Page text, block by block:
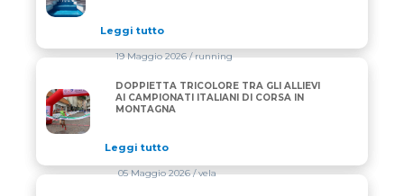
Leggi tutto
DOPPIETTA TRICOLORE TRA GLI ALLIEVI AI
19 Maggio 2026/ running
DOPPIETTA TRICOLORE TRA GLI ALLIEVI
AI CAMPIONATI ITALIANI DI CORSA IN
MONTAGNA
Leggi tutto
05 Maggio 2026/ vela